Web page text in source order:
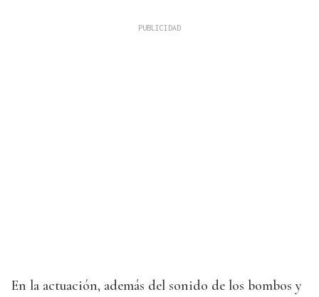
En la actuación, además del sonido de los bombos y